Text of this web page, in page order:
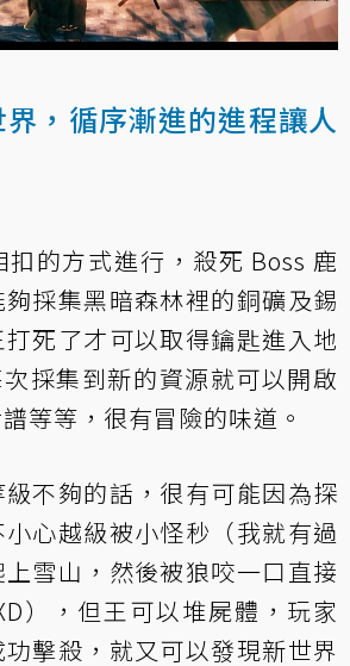
，循序漸進的進程讓人
的方式進行，殺死 Boss 鹿
採集黑暗森林裡的銅礦及錫
死了才可以取得鑰匙進入地
採集到新的資源就可以開啟
等等，很有冒險的味道。
不夠的話，很有可能因為探
心越級被小怪秒（我就有過
雪山，然後被狼咬一口直接
），但王可以堆屍體，玩家
擊殺，就又可以發現新世界